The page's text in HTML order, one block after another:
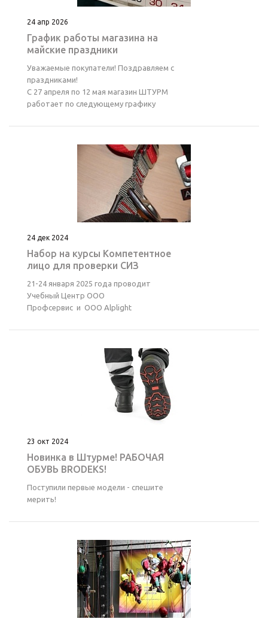
24 апр 2026
График работы магазина на
майские праздники
Уважаемые покупатели! Поздравляем с
праздниками!
С 27 апреля по 12 мая магазин ШТУРМ
работает по следующему графику
24 дек 2024
Набор на курсы Компетентное
лицо для проверки СИЗ
21-24 января 2025 года проводит
Учебный Центр ООО
Профсервис и ООО Alplight
23 окт 2024
Новинка в Штурме! РАБОЧАЯ
ОБУВЬ BRODEKS!
Поступили первые модели - спешите
мерить!